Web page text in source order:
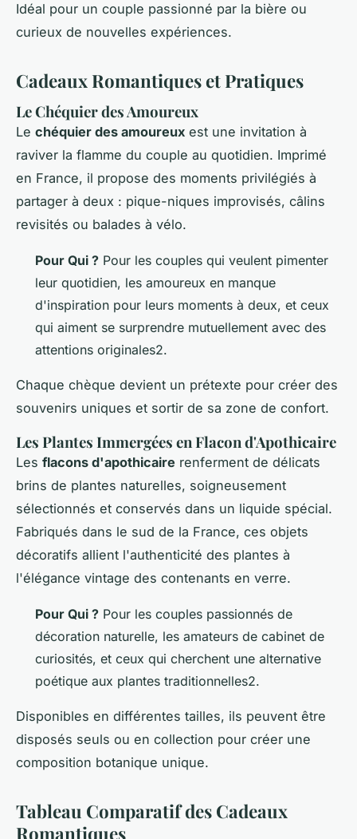
Idéal pour un couple passionné par la bière ou
curieux de nouvelles expériences.
Cadeaux Romantiques et Pratiques
Le Chéquier des Amoureux
Le chéquier des amoureux est une invitation à
raviver la flamme du couple au quotidien. Imprimé
en France, il propose des moments privilégiés à
partager à deux : pique-niques improvisés, câlins
revisités ou balades à vélo.
Pour Qui ? Pour les couples qui veulent pimenter
leur quotidien, les amoureux en manque
d'inspiration pour leurs moments à deux, et ceux
qui aiment se surprendre mutuellement avec des
attentions originales2.
Chaque chèque devient un prétexte pour créer des
souvenirs uniques et sortir de sa zone de confort.
Les Plantes Immergées en Flacon d'Apothicaire
Les flacons d'apothicaire renferment de délicats
brins de plantes naturelles, soigneusement
sélectionnés et conservés dans un liquide spécial.
Fabriqués dans le sud de la France, ces objets
décoratifs allient l'authenticité des plantes à
l'élégance vintage des contenants en verre.
Pour Qui ? Pour les couples passionnés de
décoration naturelle, les amateurs de cabinet de
curiosités, et ceux qui cherchent une alternative
poétique aux plantes traditionnelles2.
Disponibles en différentes tailles, ils peuvent être
disposés seuls ou en collection pour créer une
composition botanique unique.
Tableau Comparatif des Cadeaux
Romantiques